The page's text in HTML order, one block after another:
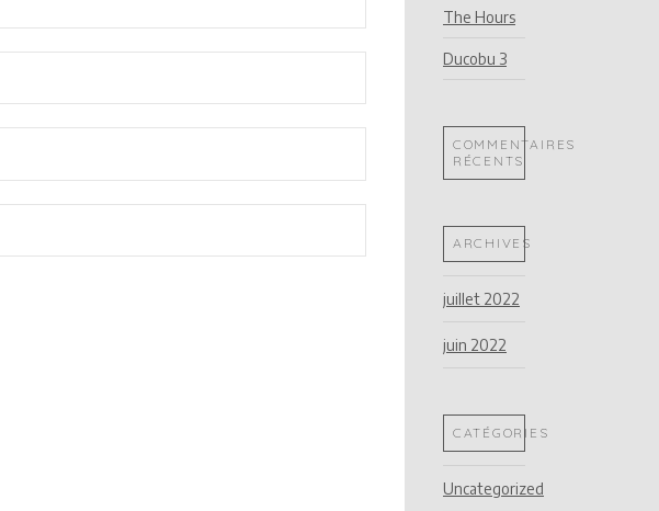
The Hours
Ducobu 3
COMMENTAIRES
RÉCENTS
ARCHIVES
juillet 2022
juin 2022
CATÉGORIES
Uncategorized